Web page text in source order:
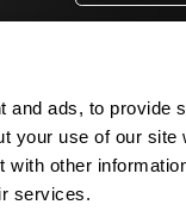
and ads, to provide
your use of our
other
services.